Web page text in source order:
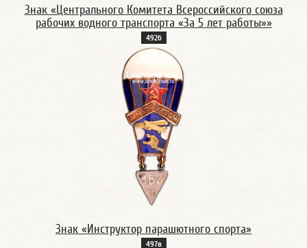
Знак «Центрального Комитета Всероссийского союза
рабочих водного транспорта «За 5 лет работы»»
492б
Знак «Инструктор парашютного спорта»
497в